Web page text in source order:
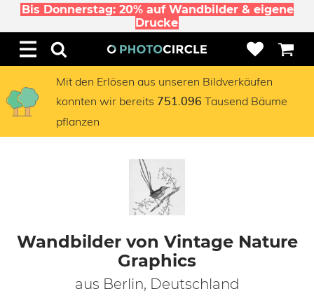
Bis Donnerstag: 20% auf Wandbilder & eigene
Drucke
Mit den Erlösen aus unseren Bildverkäufen
konnten wir bereits 751.096 Tausend Bäume
pflanzen
Wandbilder von Vintage Nature
Graphics
aus Berlin, Deutschland